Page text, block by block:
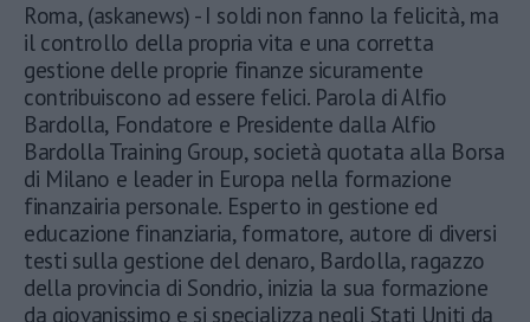
Roma, (askanews) - I soldi non fanno la felicità, ma
il controllo della propria vita e una corretta
gestione delle proprie finanze sicuramente
contribuiscono ad essere felici. Parola di Alfio
Bardolla, Fondatore e Presidente dalla Alfio
Bardolla Training Group, società quotata alla Borsa
di Milano e leader in Europa nella formazione
finanzairia personale. Esperto in gestione ed
educazione finanziaria, formatore, autore di diversi
testi sulla gestione del denaro, Bardolla, ragazzo
della provincia di Sondrio, inizia la sua formazione
da giovanissimo e si specializza negli Stati Uniti da